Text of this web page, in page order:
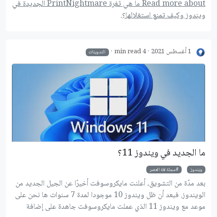
بداية شهر يوليو قام باحثون أمنيون صينيون باكتشاف ثغرة أخرى
شبيهة ونشر إثبات يوضح كيفية استغلالها. تحمل الثغرة الجديدة الاسم
الباحثين اﻷمنيين بالخطأ لإثبات هذه الثغرة في استغلال عدد كبير من
إصدارات الويندوز.
Read more about ما هي ثغرة PrintNightmare الجديدة في
ويندوز وكيف تمنع استغلالها؟.
1 أغسطس 2021 4 min read التدوينات
ما الجديد في ويندوز 11؟
ويندوز مجلة لغة العصر
بعد مدّة من التشويق، أعلنت مايكروسوفت أخيرًا عن الجيل الجديد من
الويندوز. فبعد أن ظل ويندوز 10 موجودا لمدة 7 سنوات ها نحن على
موعد مع ويندوز 11 الذي عملت مايكروسوفت جاهدة على إضافة